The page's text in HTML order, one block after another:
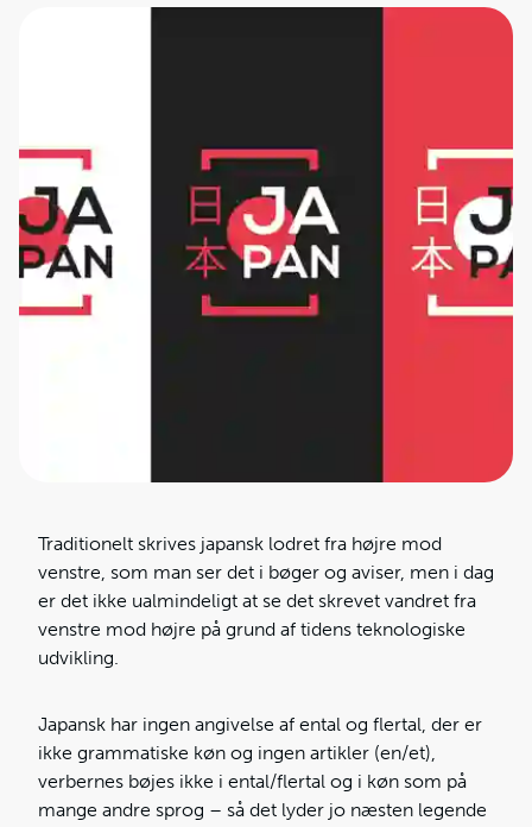
Traditionelt skrives japansk lodret fra højre mod
venstre, som man ser det i bøger og aviser, men i dag
er det ikke ualmindeligt at se det skrevet vandret fra
venstre mod højre på grund af tidens teknologiske
udvikling.
Japansk har ingen angivelse af ental og flertal, der er
ikke grammatiske køn og ingen artikler (en/et),
verbernes bøjes ikke i ental/flertal og i køn som på
mange andre sprog – så det lyder jo næsten legende